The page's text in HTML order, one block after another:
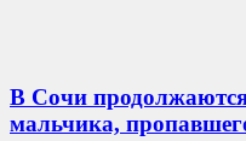
В Сочи продолжаются
мальчика,